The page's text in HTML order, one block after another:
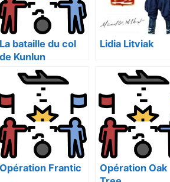
La bataille du col
de Kunlun
Lidia Litviak
Opération Frantic
Opération Oak